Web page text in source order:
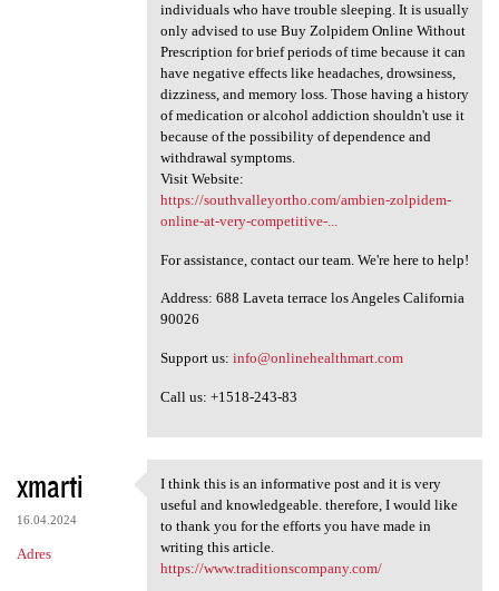
individuals who have trouble sleeping. It is usually
only advised to use Buy Zolpidem Online Without
Prescription for brief periods of time because it can
have negative effects like headaches, drowsiness,
dizziness, and memory loss. Those having a history
of medication or alcohol addiction shouldn't use it
because of the possibility of dependence and
withdrawal symptoms.
Visit Website:
https://southvalleyortho.com/ambien-zolpidem-
online-at-very-competitive-...
For assistance, contact our team. We're here to help!
Address: 688 Laveta terrace los Angeles California
90026
Support us: info@onlinehealthmart.com
Call us: +1518-243-83
xmarti
16.04.2024
Adres
I think this is an
I think this is an informative post and it is very
useful and knowledgeable. therefore, I would like
to thank you for the efforts you have made in
writing this article.
https://www.traditionscompany.com/